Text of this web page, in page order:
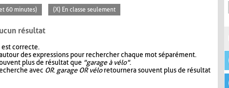
60 minutes) (X) En classe seulement
résultat
correcte.
des expressions pour rechercher chaque mot séparément.
plus de résultat que "garage à vélo".
avec OR. garage OR véloretournera souvent plus de résultat